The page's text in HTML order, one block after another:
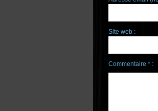
Site web :
Commentaire * :